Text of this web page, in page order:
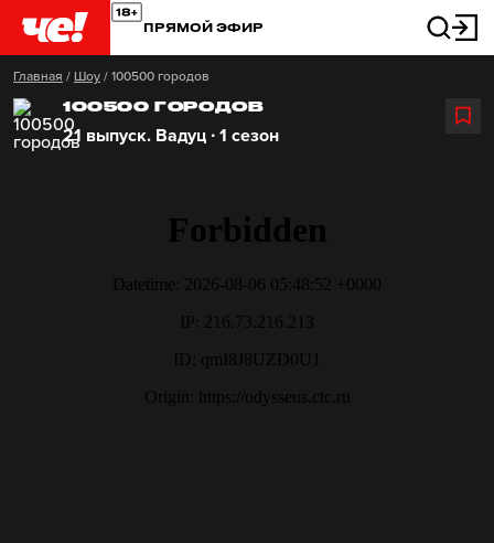
ПРЯМОЙ ЭФИР
Главная / Шоу / 100500 городов
100500 ГОРОДОВ
21 выпуск. Вадуц ∙ 1 сезон